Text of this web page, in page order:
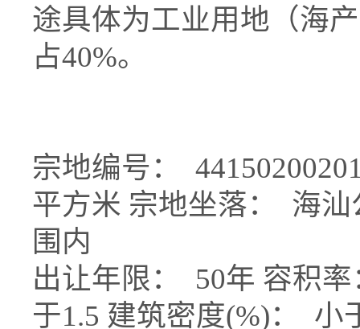
途具体为工业用地（海
占40%。
宗地编号：
平方米 宗地坐落： 海
围内
出让年限： 50年 容积
于1.5 建筑密度(%)： 小